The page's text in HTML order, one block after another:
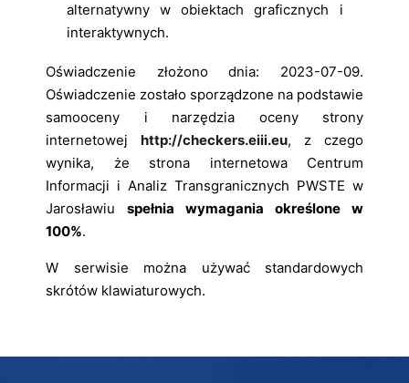
alternatywny w obiektach graficznych i
interaktywnych.
Oświadczenie złożono dnia: 2023-07-09.
Oświadczenie zostało sporządzone na podstawie
samooceny i narzędzia oceny strony
internetowej http://checkers.eiii.eu, z czego
wynika, że strona internetowa Centrum
Informacji i Analiz Transgranicznych PWSTE w
Jarosławiu spełnia wymagania określone w
100%.
W serwisie można używać standardowych
skrótów klawiaturowych.